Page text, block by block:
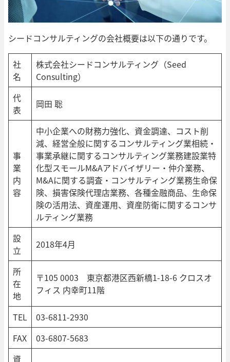
シードコンサルティングの会社概要は以下の通りです。
社
名
株式会社シードコンサルティング（Seed
Consulting）
代
表
岡田 聡
事
業
内
容
中小企業への財務力強化、資金調達、コスト削
減、経営全般に関するコンサルティング業相続・
事業承継に関するコンサルティング業務建設業特
化型スモールM&Aアドバイザリー・仲介業務、
M&Aに関する調査・コンサルティング業務生命保
険、損害保険代理店業務、各種金融商品、生命保
険の活用法、資産運用、資産防衛に関するコンサ
ルティング業務
設
立
2018年4月
所
在
地
〒105 0003 東京都港区西新橋1-18-6 クロスオ
フィス 内幸町11階
TEL
03-6811-2930
FAX
03-6807-5683
資